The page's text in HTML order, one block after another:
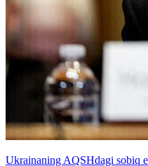
Ukrainaning AQSHdagi sobiq